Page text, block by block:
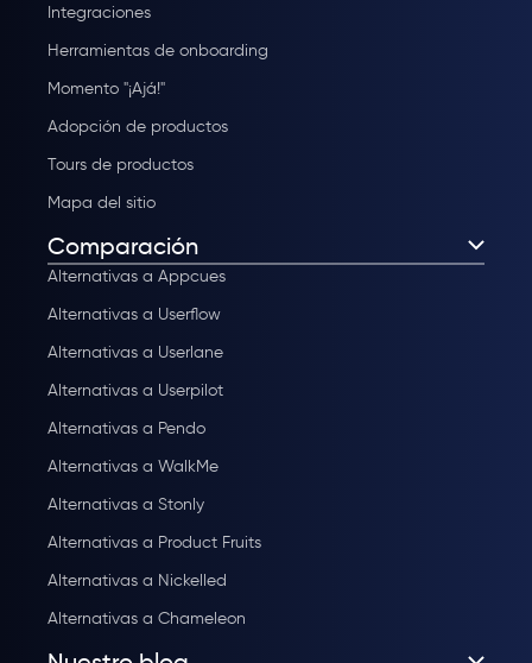
Integraciones
Herramientas de onboarding
Momento "¡Ajá!"
Adopción de productos
Tours de productos
Mapa del sitio
Comparación
Alternativas a Appcues
Alternativas a Userflow
Alternativas a Userlane
Alternativas a Userpilot
Alternativas a Pendo
Alternativas a WalkMe
Alternativas a Stonly
Alternativas a Product Fruits
Alternativas a Nickelled
Alternativas a Chameleon